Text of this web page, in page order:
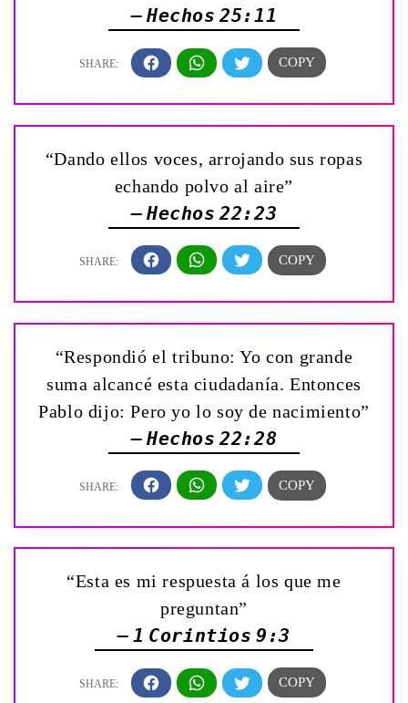
— Hechos 25:11
“Dando ellos voces, arrojando sus ropas
echando polvo al aire”
— Hechos 22:23
“Respondió el tribuno: Yo con grande
suma alcancé esta ciudadanía. Entonces
Pablo dijo: Pero yo lo soy de nacimiento”
— Hechos 22:28
“Esta es mi respuesta á los que me
preguntan”
— 1 Corintios 9:3